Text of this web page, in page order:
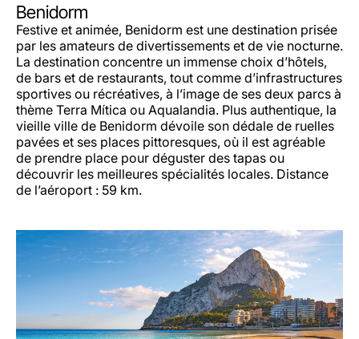
Benidorm
Festive et animée, Benidorm est une destination prisée
par les amateurs de divertissements et de vie nocturne.
La destination concentre un immense choix d’hôtels,
de bars et de restaurants, tout comme d’infrastructures
sportives ou récréatives, à l’image de ses deux parcs à
thème Terra Mítica ou Aqualandia. Plus authentique, la
vieille ville de Benidorm dévoile son dédale de ruelles
pavées et ses places pittoresques, où il est agréable
de prendre place pour déguster des tapas ou
découvrir les meilleures spécialités locales. Distance
de l’aéroport : 59 km.